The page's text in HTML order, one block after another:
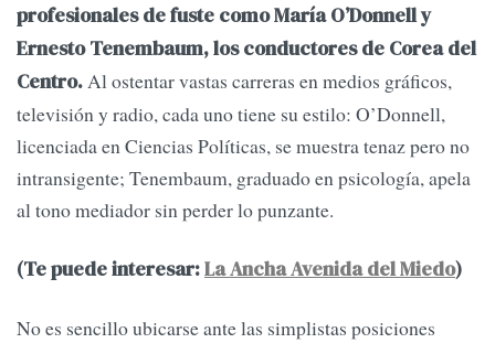
profesionales de fuste como María O’Donnell y
Ernesto Tenembaum, los conductores de Corea del
Centro.Al ostentar vastas carreras en medios gráficos,
televisión y radio, cada uno tiene su estilo: O’Donnell,
licenciada en Ciencias Políticas, se muestra tenaz pero no
intransigente; Tenembaum, graduado en psicología, apela
al tono mediador sin perder lo punzante.
(Te puede interesar:La Ancha Avenida del Miedo)
No es sencillo ubicarse ante las simplistas posiciones